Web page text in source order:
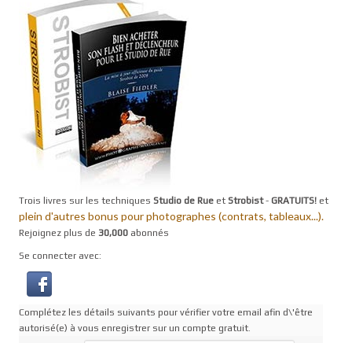
Trois livres sur les techniques Studio de Rue et Strobist- GRATUITS! et
plein d'autres bonus pour photographes (contrats, tableaux...).
Rejoignez plus de 30,000 abonnés
Se connecter avec:
Complétez les détails suivants pour vérifier votre email afin d\'être
autorisé(e) à vous enregistrer sur un compte gratuit.